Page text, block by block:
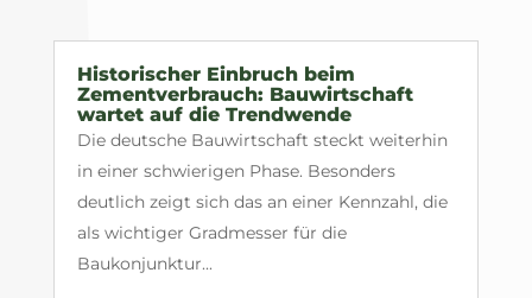
Historischer Einbruch beim
Zementverbrauch: Bauwirtschaft
wartet auf die Trendwende
Die deutsche Bauwirtschaft steckt weiterhin
in einer schwierigen Phase. Besonders
deutlich zeigt sich das an einer Kennzahl, die
als wichtiger Gradmesser für die
Baukonjunktur...